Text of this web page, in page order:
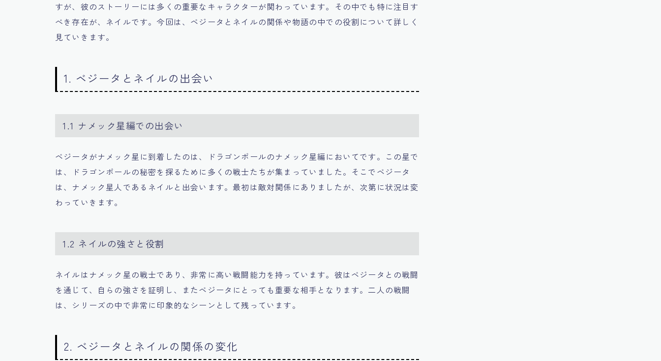
すが、彼のストーリーには多くの重要なキャラクターが関わっています。その中でも特に注目す
べき存在が、ネイルです。今回は、ベジータとネイルの関係や物語の中での役割について詳しく
見ていきます。
1. ベジータとネイルの出会い
1.1 ナメック星編での出会い
ベジータがナメック星に到着したのは、ドラゴンボールのナメック星編においてです。この星で
は、ドラゴンボールの秘密を探るために多くの戦士たちが集まっていました。そこでベジータ
は、ナメック星人であるネイルと出会います。最初は敵対関係にありましたが、次第に状況は変
わっていきます。
1.2 ネイルの強さと役割
ネイルはナメック星の戦士であり、非常に高い戦闘能力を持っています。彼はベジータとの戦闘
を通じて、自らの強さを証明し、またベジータにとっても重要な相手となります。二人の戦闘
は、シリーズの中で非常に印象的なシーンとして残っています。
2. ベジータとネイルの関係の変化